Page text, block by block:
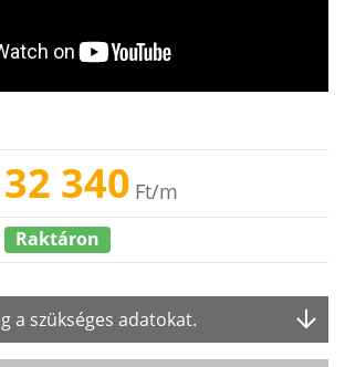
32 340 Ft/m
Raktáron
a szükséges adatokat.